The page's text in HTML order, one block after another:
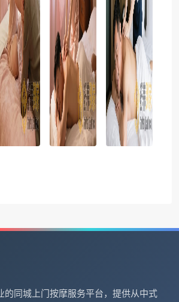
的同城上门按摩服务平台，提供从中式